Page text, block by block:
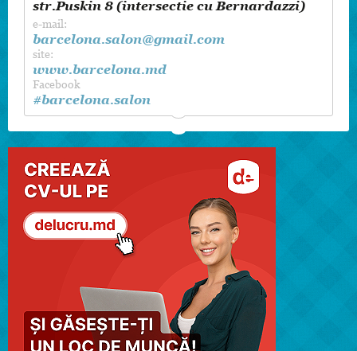
str.Puskin 8 (intersectie cu Bernardazzi)
e-mail:
barcelona.salon@gmail.com
site:
www.barcelona.md
Facebook
#barcelona.salon